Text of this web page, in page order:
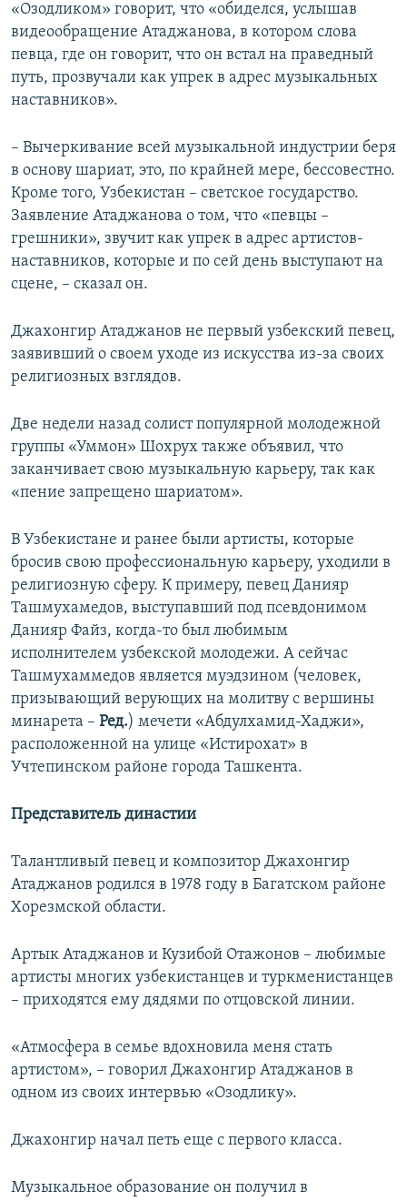
«Озодликом» говорит, что «обиделся, услышав
видеообращение Атаджанова, в котором слова
певца, где он говорит, что он встал на праведный
путь, прозвучали как упрек в адрес музыкальных
наставников».
– Вычеркивание всей музыкальной индустрии беря
в основу шариат, это, по крайней мере, бессовестно.
Кроме того, Узбекистан – светское государство.
Заявление Атаджанова о том, что «певцы –
грешники», звучит как упрек в адрес артистов-
наставников, которые и по сей день выступают на
сцене, – сказал он.
Джахонгир Атаджанов не первый узбекский певец,
заявивший о своем уходе из искусства из-за своих
религиозных взглядов.
Две недели назад солист популярной молодежной
группы «Уммон» Шохрух также объявил, что
заканчивает свою музыкальную карьеру, так как
«пение запрещено шариатом».
В Узбекистане и ранее были артисты, которые
бросив свою профессиональную карьеру, уходили в
религиозную сферу. К примеру, певец Данияр
Ташмухамедов, выступавший под псевдонимом
Данияр Файз, когда-то был любимым
исполнителем узбекской молодежи. А сейчас
Ташмухаммедов является муэдзином (человек,
призывающий верующих на молитву с вершины
минарета – Ред.) мечети «Абдулхамид-Хаджи»,
расположенной на улице «Истирохат» в
Учтепинском районе города Ташкента.
Представитель династии
Талантливый певец и композитор Джахонгир
Атаджанов родился в 1978 году в Багатском районе
Хорезмской области.
Артык Атаджанов и Кузибой Отажонов – любимые
артисты многих узбекистанцев и туркменистанцев
– приходятся ему дядями по отцовской линии.
«Атмосфера в семье вдохновила меня стать
артистом», – говорил Джахонгир Атаджанов в
одном из своих интервью «Озодлику».
Джахонгир начал петь еще с первого класса.
Музыкальное образование он получил в